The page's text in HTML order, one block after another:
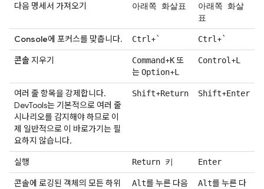
다음 명세서 가져오기 아래쪽 화살표
아래쪽 화살
표
Console에 포커스를 맞춥니다. Ctrl +` Ctrl +`
콘솔지우기 Command+K 또
는Option+L
Control +L
여러 줄 항목을 강제합니다.
DevTools는 기본적으로 여러 줄
시나리오를 감지해야 하므로 이
제 일반적으로 이 바로가기는 필
요하지 않습니다.
Shift+Return Shift+Enter
실행 Return 키 Enter
콘솔에 로깅된 객체의 모든 하위
Alt를 누른 다음
Alt를 누른 다